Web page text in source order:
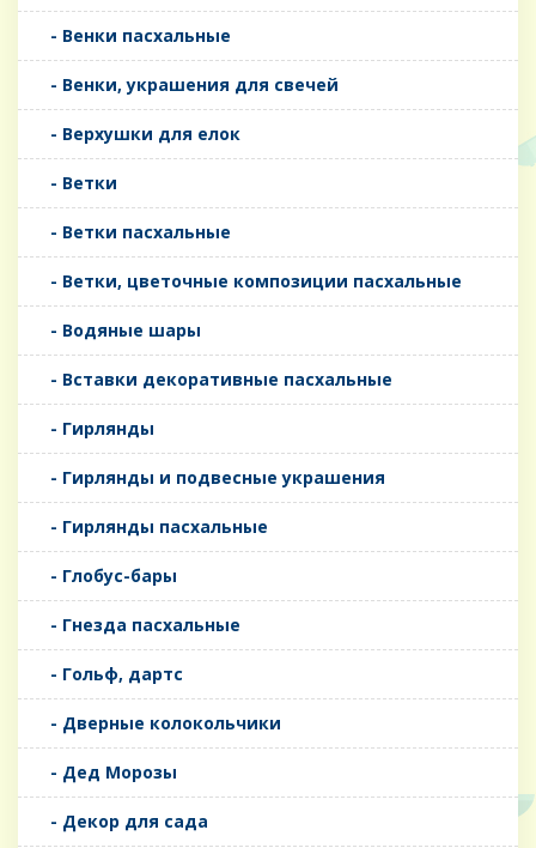
- Венки пасхальные
- Венки, украшения для свечей
- Верхушки для елок
- Ветки
- Ветки пасхальные
- Ветки, цветочные композиции пасхальные
- Водяные шары
- Вставки декоративные пасхальные
- Гирлянды
- Гирлянды и подвесные украшения
- Гирлянды пасхальные
- Глобус-бары
- Гнезда пасхальные
- Гольф, дартс
- Дверные колокольчики
- Дед Морозы
- Декор для сада